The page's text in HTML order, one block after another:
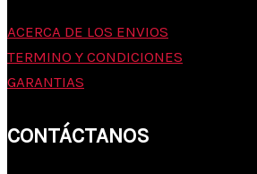
ACERCA DE LOS ENVIOS
TERMINO Y CONDICIONES
GARANTIAS
CONTÁCTANOS